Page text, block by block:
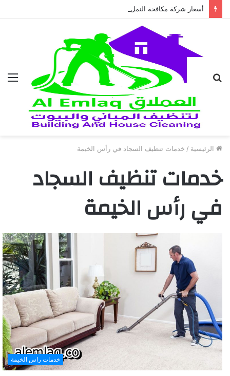
أسعار شركة مكافحة النمل الابيض في العين 2026
الرئيسية / خدمات تنظيف السجاد في رأس الخيمة
خدمات تنظيف السجاد
في رأس الخيمة
خدمات راس الخيمة